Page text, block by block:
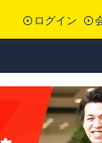
ログイン